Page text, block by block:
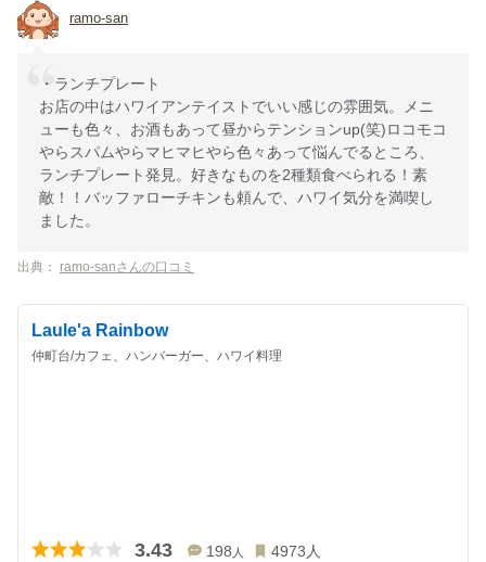
ramo-san
・ランチプレート
お店の中はハワイアンテイストでいい感じの雰囲気。メニ
ューも色々、お酒もあって昼からテンションup(笑)ロコモコ
やらスパムやらマヒマヒやら色々あって悩んでるところ、
ランチプレート発見。好きなものを2種類食べられる！素
敵！！バッファローチキンも頼んで、ハワイ気分を満喫し
ました。
出典： ramo-sanさんの口コミ
Laule'a Rainbow
仲町台/カフェ、ハンバーガー、ハワイ料理
3.43 198 人 4973 人